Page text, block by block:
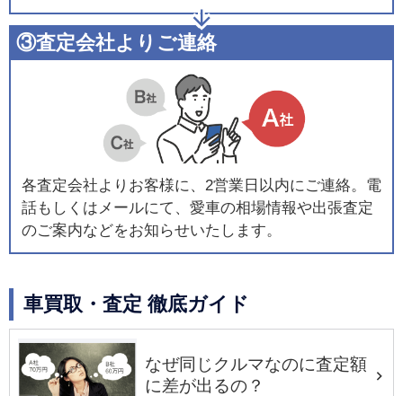
③査定会社よりご連絡
各査定会社よりお客様に、2営業日以内にご連絡。電
話もしくはメールにて、愛車の相場情報や出張査定
のご案内などをお知らせいたします。
車買取・査定 徹底ガイド
なぜ同じクルマなのに査定額
に差が出るの？